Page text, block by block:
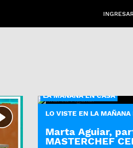
LA MAÑANA EN CASA
LO VISTE EN LA MAÑANA
Marta Aguiar,
MASTERCHEF